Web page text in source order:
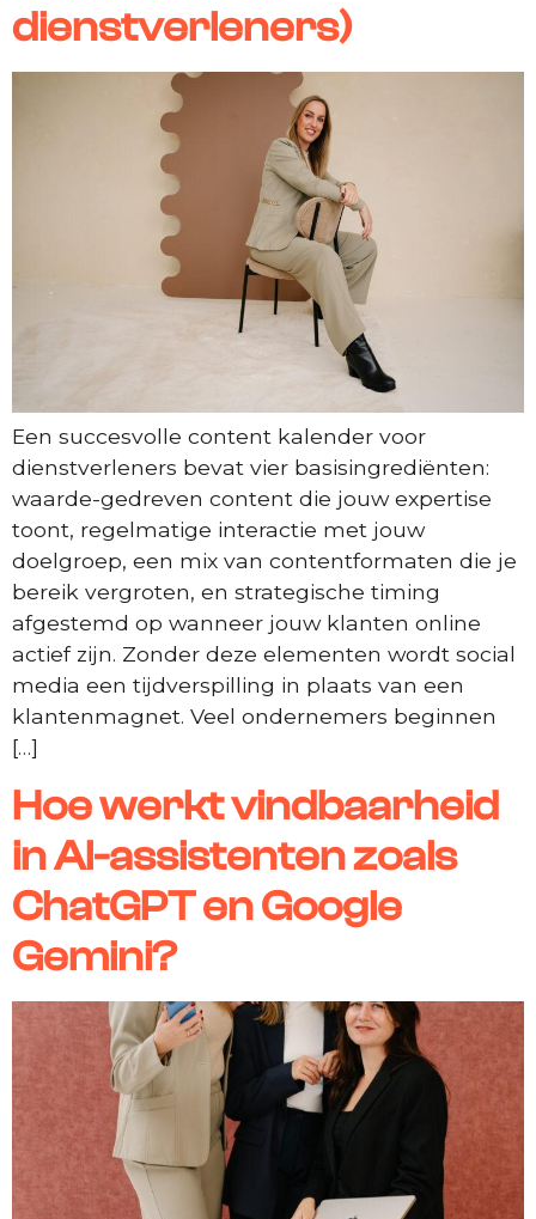
dienstverleners)
Een succesvolle content kalender voor
dienstverleners bevat vier basisingrediënten:
waarde-gedreven content die jouw expertise
toont, regelmatige interactie met jouw
doelgroep, een mix van contentformaten die je
bereik vergroten, en strategische timing
afgestemd op wanneer jouw klanten online
actief zijn. Zonder deze elementen wordt social
media een tijdverspilling in plaats van een
klantenmagnet. Veel ondernemers beginnen
[…]
Hoe werkt vindbaarheid
in AI-assistenten zoals
ChatGPT en Google
Gemini?